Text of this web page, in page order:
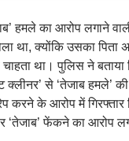
हमले का आरोप लगाने
था, क्योंकि उसका पिता
था। पुलिस ने बताया
से ‘तेजाब हमले’
करने के आरोप में गिरफ्तार
फेंकने का आरोप